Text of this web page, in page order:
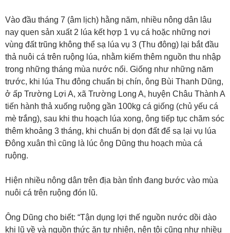
Vào đầu tháng 7 (âm lịch) hằng năm, nhiều nông dân lâu
nay quen sản xuất 2 lúa kết hợp 1 vụ cá hoặc những nơi
vùng đất trũng không thể sạ lúa vụ 3 (Thu đông) lại bắt đầu
thả nuôi cá trên ruộng lúa, nhằm kiếm thêm nguồn thu nhập
trong những tháng mùa nước nổi. Giống như những năm
trước, khi lúa Thu đông chuẩn bị chín, ông Bùi Thanh Dũng,
ở ấp Trường Lợi A, xã Trường Long A, huyện Châu Thành A
tiến hành thả xuống ruộng gần 100kg cá giống (chủ yếu cá
mè trắng), sau khi thu hoạch lúa xong, ông tiếp tục chăm sóc
thêm khoảng 3 tháng, khi chuẩn bị dọn đất để sạ lại vụ lúa
Đông xuân thì cũng là lúc ông Dũng thu hoạch mùa cá
ruộng.
Hiện nhiều nông dân trên địa bàn tỉnh đang bước vào mùa
nuôi cá trên ruộng đón lũ.
Ông Dũng cho biết: “Tận dụng lợi thế nguồn nước dồi dào
khi lũ về và nguồn thức ăn tự nhiên, nên tôi cũng như nhiều